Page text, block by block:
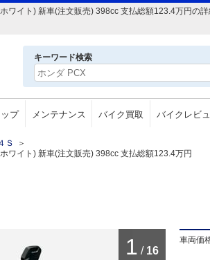
ワイト) 新車(注文販売) 398cc 支払総額123.4万円
キーワード検索
プ メンテナンス バイク買取 バイクレビ
Ｓ
＞
ワイト) 新車(注文販売) 398cc 支払総額123.4万円
1 / 16
車両価